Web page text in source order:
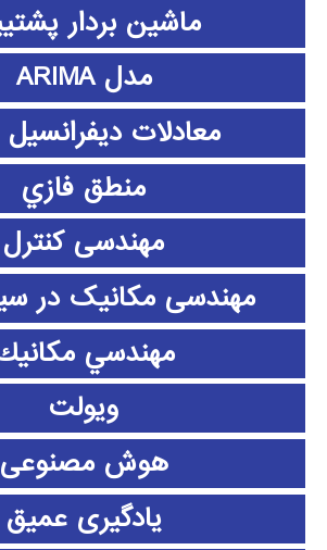
ماشین بردار
مدل ARIMA
معادلات دیفرانسیل ODE
منطق فازي
مهندسی کنترل
مهندسی مکانیک در
مهندسي
ویولت
هوش مصنوعی
یادگیری عمیق